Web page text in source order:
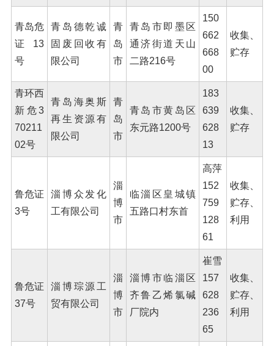
青岛危
证13
号
青岛德乾诚
固废回收有
限公司
青
岛
市
青岛市即墨区
通济街道天山
二路216号
150
662
668
00
收集、
贮存
青环西
新危3
70211
02号
青岛海奥斯
再生资源有
限公司
青
岛
市
青岛市黄岛区
东元路1200号
183
639
628
13
收集、
贮存
鲁危证
3号
淄博众发化
工有限公司
淄
博
市
临淄区皇城镇
五路口村东首
高萍
152
759
128
61
收集、
贮存、
利用
鲁危证
37号
淄博琮源工
贸有限公司
淄
博
市
淄博市临淄区
齐鲁乙烯氯碱
厂院内
崔雪
157
628
236
65
收集、
贮存、
利用